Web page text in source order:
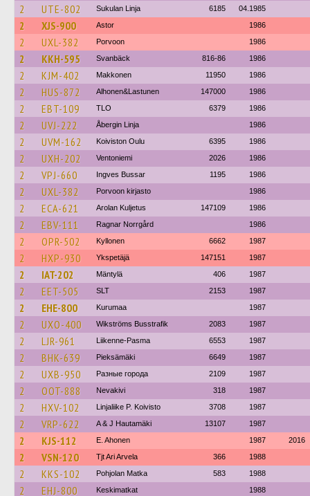
2 UTE-802 Sukulan Linja 6185 04.1985
2 XJS-900 Astor 1986
2 UXL-382 Porvoon 1986
2 KKH-595 Svanbäck 816-86 1986
2 KJM-402 Makkonen 11950 1986
2 HUS-872 Alhonen&Lastunen 147000 1986
2 EBT-109 TLO 6379 1986
2 UVJ-222 Åbergin Linja 1986
2 UVM-162 Koiviston Oulu 6395 1986
2 UXH-202 Ventoniemi 2026 1986
2 VPJ-660 Ingves Bussar 1195 1986
2 UXL-382 Porvoon kirjasto 1986
2 ECA-621 Arolan Kuljetus 147109 1986
2 EBV-111 Ragnar Norrgård 1986
2 OPR-502 Kyllonen 6662 1987
2 HXP-930 Ykspetäjä 147151 1987
2 IAT-202 Mäntylä 406 1987
2 EET-505 SLT 2153 1987
2 EHE-800 Kurumaa 1987
2 UXO-400 Wikströms Busstrafik 2083 1987
2 LJR-961 Liikenne-Pasma 6553 1987
2 BHK-639 Pieksämäki 6649 1987
2 UXB-950 Разные города 2109 1987
2 OOT-888 Nevakivi 318 1987
2 HXV-102 Linjaliike P. Koivisto 3708 1987
2 VRP-622 A & J Hautamäki 13107 1987
2 KJS-112 E. Ahonen 1987 2016
2 VSN-120 Tjt Ari Arvela 366 1988
2 KKS-102 Pohjolan Matka 583 1988
2 EHJ-800 Keskimatkat 1988